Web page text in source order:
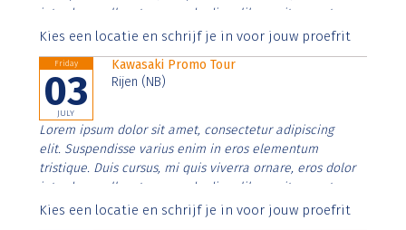
interdum nulla, ut commodo diam libero vitae erat.
Aenean faucibus nibh et justo cursus id rutrum lorem
Kies een locatie en schrijf je in voor jouw proefrit
Friday
03
JULY
Kawasaki Promo Tour
Rijen (NB)
Lorem ipsum dolor sit amet, consectetur adipiscing
elit. Suspendisse varius enim in eros elementum
tristique. Duis cursus, mi quis viverra ornare, eros dolor
interdum nulla, ut commodo diam libero vitae erat.
Aenean faucibus nibh et justo cursus id rutrum lorem
Kies een locatie en schrijf je in voor jouw proefrit